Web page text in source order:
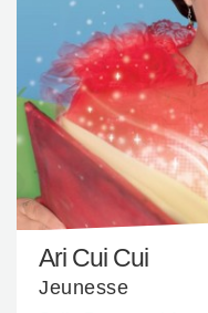
Ari Cui Cui
Jeunesse